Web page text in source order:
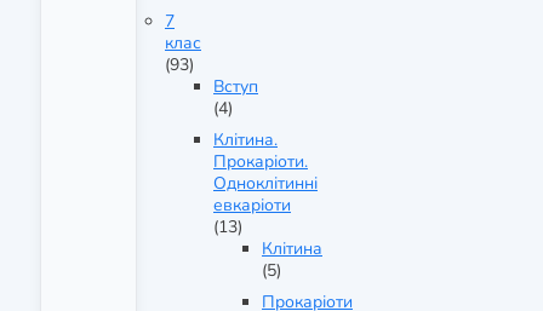
7
клас
(93)
Вступ
(4)
Клітина.
Прокаріоти.
Одноклітинні
евкаріоти
(13)
Клітина
(5)
Прокаріоти